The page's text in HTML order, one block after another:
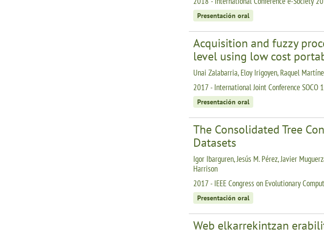
Presentación oral
Acquisition and fuzzy
level using low cost
Unai Zalabarria, Eloy Irigoyen, Raquel
2017 - International Joint Conference SOCO
Presentación oral
The Consolidated Tree
Datasets
Igor Ibarguren, Jesús M. Pérez, Javier
Harrison
2017 - IEEE Congress on Evolutionary
Presentación oral
Web elkarrekintzan